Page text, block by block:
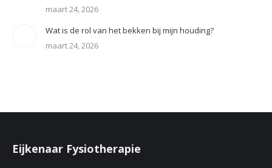
maart 24, 2026
Wat is de rol van het bekken bij mijn houding?
maart 24, 2026
Eijkenaar Fysiotherapie